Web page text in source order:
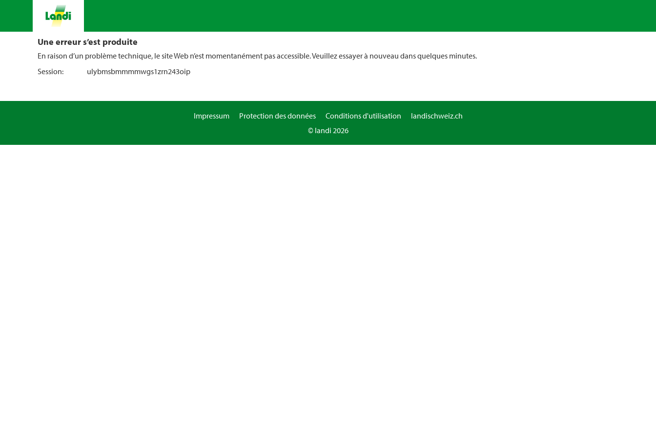
Une erreur s’est produite
En raison d’un problème technique, le site Web n’est momentanément pas accessible. Veuillez essayer à nouveau dans quelques minutes.
Session:
ulybmsbmmmmwgs1zrn243oip
Impressum Protection des données Conditions d'utilisation
landischweiz.ch
© landi 2026